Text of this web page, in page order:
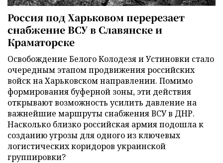
Россия под Харьковом перерезает
снабжение ВСУ в Славянске и
Краматорске
Освобождение Белого Колодезя и Устиновки стало
очередным этапом продвижения российских
войск на Харьковском направлении. Помимо
формирования буферной зоны, эти действия
открывают возможность усилить давление на
важнейшие маршруты снабжения ВСУ в ДНР.
Насколько близко российская армия подошла к
созданию угрозы для одного из ключевых
логистических коридоров украинской
группировки?